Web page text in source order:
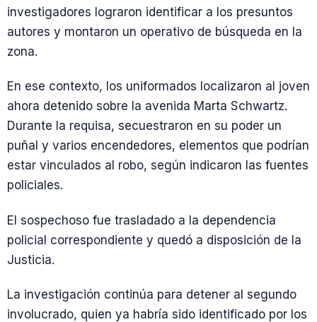
investigadores lograron identificar a los presuntos
autores y montaron un operativo de búsqueda en la
zona.
En ese contexto, los uniformados localizaron al joven
ahora detenido sobre la avenida Marta Schwartz.
Durante la requisa, secuestraron en su poder un
puñal y varios encendedores, elementos que podrían
estar vinculados al robo, según indicaron las fuentes
policiales.
El sospechoso fue trasladado a la dependencia
policial correspondiente y quedó a disposición de la
Justicia.
La investigación continúa para detener al segundo
involucrado, quien ya habría sido identificado por los